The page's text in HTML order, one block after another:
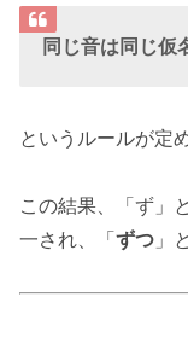
同じ音は同じ仮
というルールが定
この結果、「ず」
一され、「 ずつ 」